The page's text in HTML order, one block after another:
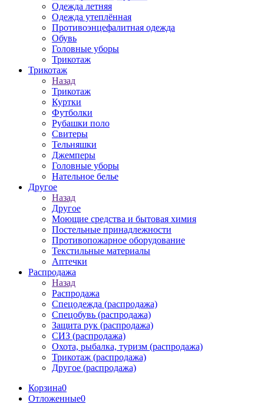
Одежда летняя
Одежда утеплённая
Противоэнцефалитная одежда
Обувь
Головные уборы
Трикотаж
Трикотаж
Назад
Трикотаж
Куртки
Футболки
Рубашки поло
Свитеры
Тельняшки
Джемперы
Головные уборы
Нательное белье
Другое
Назад
Другое
Моющие средства и бытовая химия
Постельные принадлежности
Противопожарное оборудование
Текстильные материалы
Аптечки
Распродажа
Назад
Распродажа
Спецодежда (распродажа)
Спецобувь (распродажа)
Защита рук (распродажа)
СИЗ (распродажа)
Охота, рыбалка, туризм (распродажа)
Трикотаж (распродажа)
Другое (распродажа)
Корзина0
Отложенные0